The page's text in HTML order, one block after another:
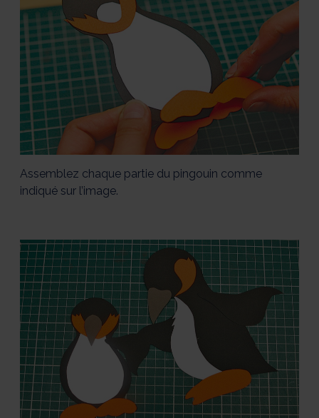
Assemblez chaque partie du pingouin comme
indiqué sur l’image.